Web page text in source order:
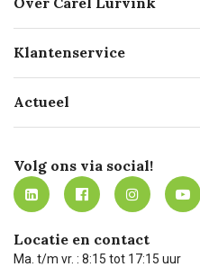
Geschiedenis
Missie
Werken bij Carel Lurvink
MVO
Klantenservice
Bezorgen
Mijn Carel Lurvink
Mijn Carel Lurvink instructievideo's
Carel Lurvink App
Hulp op afstand
Technische dienst
Actueel
Innovation LAB
Tevreden klanten
Carel Lurvink Blog
Carel de podcast
Volg ons via social!
Locatie en contact
Ma. t/m vr. : 8:15 tot 17:15 uur